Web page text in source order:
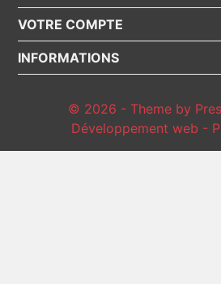
VOTRE COMPTE
INFORMATIONS
© 2026 - Theme by
Développement web -